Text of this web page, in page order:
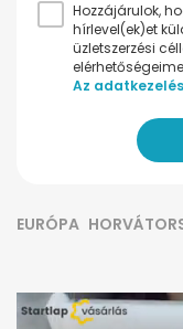
Hozzájárulok,
hírlevel(ek)et
üzletszerzési
Az
EURÓPA